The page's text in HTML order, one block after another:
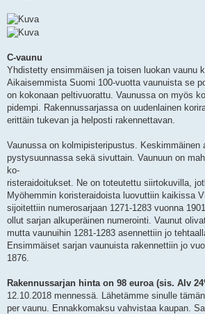
C-vaunu
Yhdistetty ensimmäisen ja toisen luokan vaunu
Aikaisemmista Suomi 100-vuotta vaunuista se
on kokonaan peltivuorattu. Vaunussa on myös
pidempi. Rakennussarjassa on uudenlainen
erittäin tukevan ja helposti rakennettavan.
Vaunussa on kolmipisteripustus. Keskimmäinen
pystysuunnassa sekä sivuttain. Vaunuun on
ko-
risteraidoitukset. Ne on toteutettu siirtokuvilla,
Myöhemmin koristeraidoista luovuttiin kaikissa
sijoitettiin numerosarjaan 1271-1283 vuonna
ollut sarjan alkuperäinen numerointi. Vaunut
mutta vaunuihin 1281-1283 asennettiin jo
Ensimmäiset sarjan vaunuista rakennettiin jo
1876.
Rakennussarjan hinta on 98 euroa (sis. Alv
12.10.2018 mennessä. Lähetämme sinulle
per vaunu. Ennakkomaksu vahvistaa kaupan.